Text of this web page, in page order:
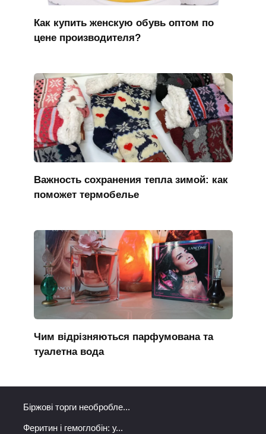
Как купить женскую обувь оптом по
цене производителя?
Важность сохранения тепла зимой: как
поможет термобелье
Чим відрізняються парфумована та
туалетна вода
Біржові торги необробле...
Феритин і гемоглобін: у...